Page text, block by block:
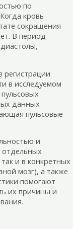
по
кровь
сокращения
В период
регистрации
в исследуемом
данных
пульсовые
и
отдельных
и в конкретных
мозг), а также
помогают
их причины и